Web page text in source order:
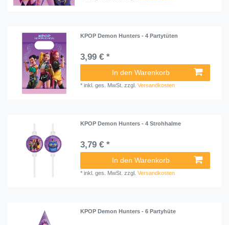
KPOP Demon Hunters - 4 Partytüten
3,99 € *
In den Warenkorb
*inkl. ges. MwSt. zzgl.Versandkosten
KPOP Demon Hunters - 4 Strohhalme
3,79 € *
In den Warenkorb
*inkl. ges. MwSt. zzgl.Versandkosten
KPOP Demon Hunters - 6 Partyhüte